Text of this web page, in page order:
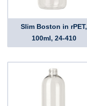
Slim Boston in rPET,
100ml, 24-410